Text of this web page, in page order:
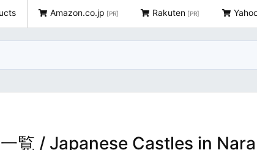
Amazon.co.jp [PR] Rakuten [PR]
覧 / Japanese Castles in